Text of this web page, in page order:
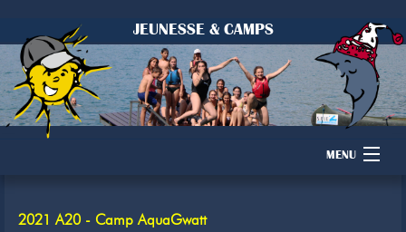
JEUNESSE & CAMPS
MENU
2021 A20 - Camp AquaGwatt